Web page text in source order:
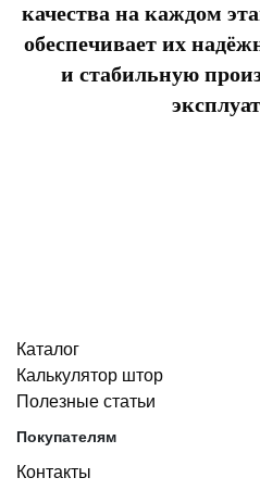
качества на каждом
обеспечивает их
и стабильную
Каталог
Калькулятор штор
Полезные статьи
Покупателям
Контакты